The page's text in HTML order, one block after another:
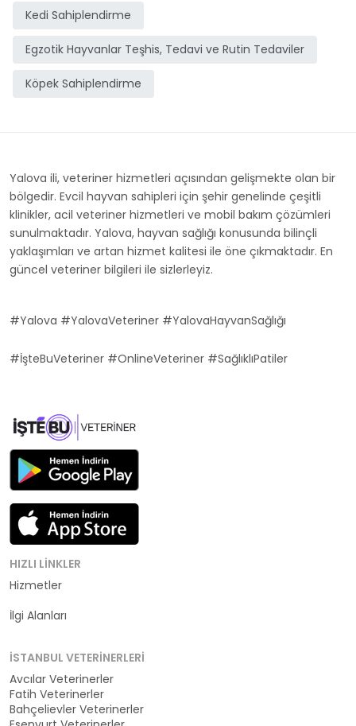
Kedi Sahiplendirme
Egzotik Hayvanlar Teşhis, Tedavi ve Rutin Tedaviler
Köpek Sahiplendirme
Yalova ili, veteriner hizmetleri açısından gelişmekte olan bir
bölgedir. Evcil hayvan sahipleri için şehir genelinde çeşitli
klinikler, acil veteriner hizmetleri ve mobil bakım çözümleri
sunulmaktadır. Yalova, hayvan sağlığı konusunda bilinçli
yaklaşımları ve artan hizmet kalitesi ile öne çıkmaktadır. En
güncel veteriner bilgileri ile sizlerleyiz.
#Yalova #YalovaVeteriner #YalovaHayvanSağlığı
#İşteBuVeteriner #OnlineVeteriner #SağlıklıPatiler
HIZLI LINKLER
Hizmetler
İlgi Alanları
İSTANBUL VETERINERLERI
Avcılar Veterinerler
Fatih Veterinerler
Bahçelievler Veterinerler